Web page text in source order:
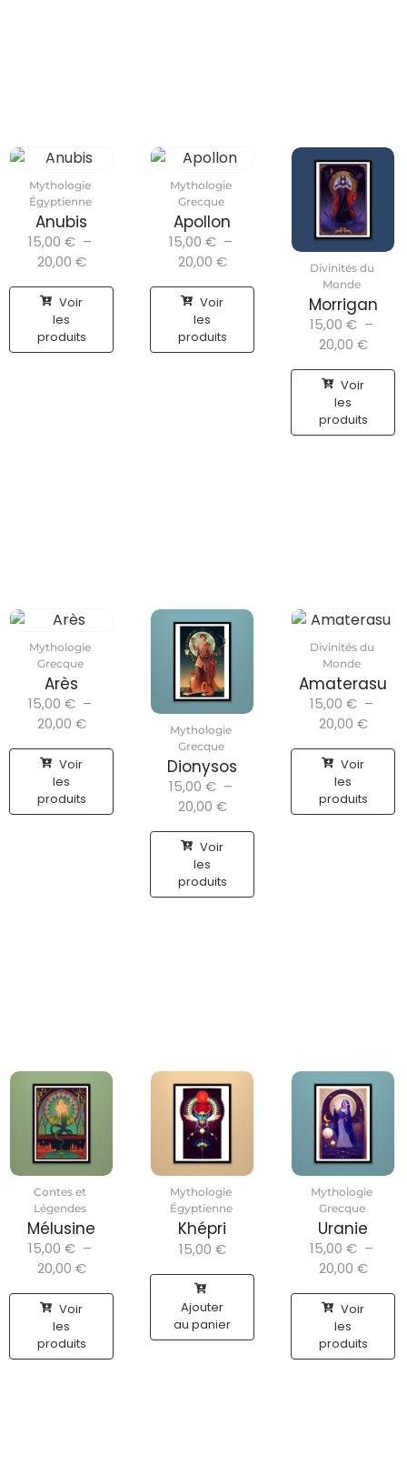
Mythologie
Égyptienne
Anubis
15,00 € –
20,00 €
Voir
les
produits
Mythologie
Grecque
Apollon
15,00 € –
20,00 €
Voir
les
produits
Divinités du
Monde
Morrigan
15,00 € –
20,00 €
Voir
les
produits
Mythologie
Grecque
Arès
15,00 € –
20,00 €
Voir
les
produits
Mythologie
Grecque
Dionysos
15,00 € –
20,00 €
Voir
les
produits
Divinités du
Monde
Amaterasu
15,00 € –
20,00 €
Voir
les
produits
Contes et
Légendes
Mélusine
15,00 € –
20,00 €
Voir
les
produits
Mythologie
Égyptienne
Khépri
15,00 €
Ajouter
au panier
Mythologie
Grecque
Uranie
15,00 € –
20,00 €
Voir
les
produits